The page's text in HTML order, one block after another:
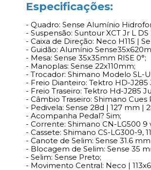
Especificações:
- Quadro: Sense Alumínio
- Suspensão: Suntour XCT Jr L
- Caixa de Direção: Neco H115 |
- Guidão: Alumínio
- Mesa: Sense 35x35mm RISE 0°;
- Manoplas: Sense 22x110mm;
- Trocador: Shimano Modelo SL-
- Freio Dianteiro: Tektro HD-
- Freio Traseiro: Tektro Hd-J285
- Câmbio Traseiro: Shimano
- Pedivela: Sense 28d | 127 mm
- Acompanha Pedal? Sim;
- Corrente: Shimano CN-LG500 9
- Cassete: Shimano CS-LG300-9,
- Canote de Selim: Sense 31.6
- Blocagem de Selim: Sense 35
- Selim: Sense Preto;
- Movimento Central: Neco |